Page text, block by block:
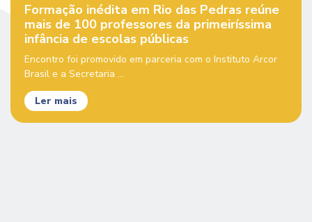
Formação inédita em Rio das Pedras reúne
mais de 100 professores da primeiríssima
infância de escolas públicas
Encontro foi promovido em parceria com o Instituto Arcor
Brasil e a Secretaria ...
Ler mais